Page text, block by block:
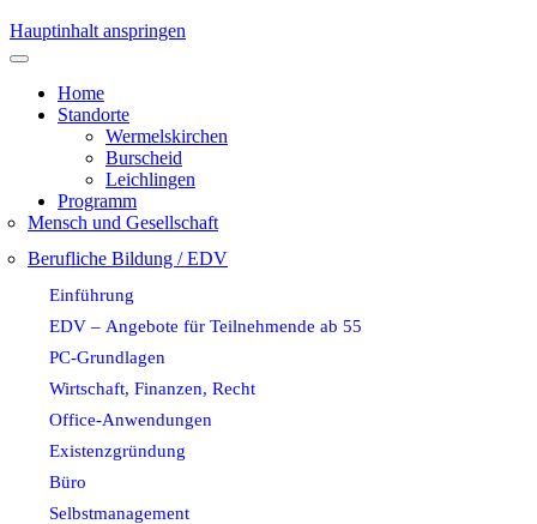
Hauptinhalt anspringen
Home
Standorte
Wermelskirchen
Burscheid
Leichlingen
Programm
Mensch und Gesellschaft
Berufliche Bildung / EDV
Einführung
EDV – Angebote für Teilnehmende ab 55
PC-Grundlagen
Wirtschaft, Finanzen, Recht
Office-Anwendungen
Existenzgründung
Büro
Selbstmanagement